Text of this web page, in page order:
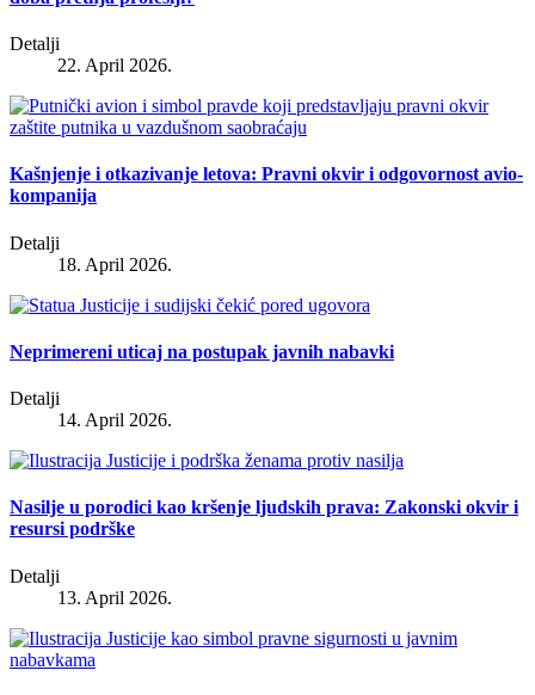
Detalji
22. April 2026.
Kašnjenje i otkazivanje letova: Pravni okvir i odgovornost avio-
kompanija
Detalji
18. April 2026.
Neprimereni uticaj na postupak javnih nabavki
Detalji
14. April 2026.
Nasilje u porodici kao kršenje ljudskih prava: Zakonski okvir i
resursi podrške
Detalji
13. April 2026.